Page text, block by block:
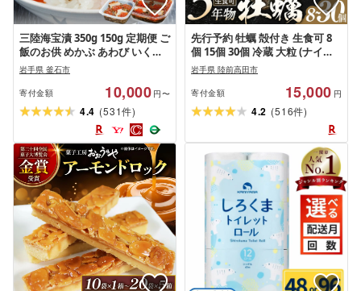
三陸海宝漬 350g 150g 定期便 ご
飯のお供 めかぶ あわび いくら
お取り寄せ 産地直送 贈答品 岩
手県 釜石市 中村家 海宝漬け 海
宝漬 三陸 海産物 魚 魚介 海鮮 新
鮮 贅沢 高級 ご褒美 酒の肴 魚卵
岩手県 釜石市
寄付金額 10,000 円〜
4.4 (531件)
先行予約 牡蠣 殻付き 生食可 8
個 15個 30個 冷蔵 大粒 (ナイ
フ・軍手・剥き方説明書付き)[
真牡蠣 牡蠣 かき カキ 生牡蠣 旬
新鮮 海鮮 濃厚 料理 鍋 牡蠣鍋 カ
キフライ バーベキュー BBQ キ
ャンプ おいしい TV テレビ 産地
直送 岩手 三陸 マルテン水産 ]
岩手県 陸前高田市
寄付金額 15,000 円
4.2 (516件)